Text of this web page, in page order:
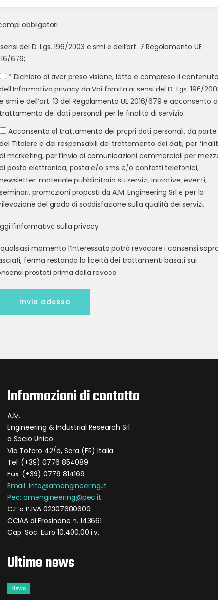
obbligatori
del D. Lgs. 196/2003 e smi e dell’art. 7 Regolamento UE
679;
* Dichiaro di aver preso visione, letto e compreso il contenuto
dell’Informativa privacy da Voi fornita ai sensi del D. Lgs. 196/
e smi e dell’art. 13 del Regolamento UE 2016/679 e acconsento
trattamento dei dati personali per le finalità di servizio.
Acconsento al trattamento dei propri dati personali, da parte
del Titolare e dei responsabili del trattamento dei dati, per
di marketing, per l’invio di comunicazioni commerciali per
di posta elettronica, posta e/o sms e/o contatti telefonici,
newsletter, materiale pubblicitario su servizi, iniziative, eventi,
seminari, promozioni proposti da A.M. Engineering Srl e per la
rilevazione del grado di soddisfazione sulla qualità dei servizi.
l'informativa sulla privacy
momento l’Interessato potrà revocare i consensi
ferma restando la liceità dei trattamenti basati sui
prestati prima della revoca
Invia adesso
Informazioni di contatto
A.M.
Engineering & Industrial Research Srl
a Socio Unico
Via Tofaro 42/d, Sora (FR) Italia
Tel: (+39) 0776 854089
Fax: (+39) 0776 814169
Email: info@amengineering.it
Pec: amengineering@pec.it
C.F e P.IVA 02307680609
CCIAA di Frosinone n. 143661
Cap. Soc. Euro 10.400,00 i.v.
Ultime news
News